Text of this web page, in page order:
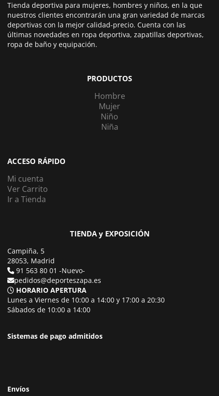
Tienda deportiva para mujeres, hombres y niños, en la que
nuestros clientes encontrarán una gran variedad de marcas
deportivas con la mejor calidad-precio. Cuenta con las
últimas novedades en ropa deportiva, zapatillas deportivas,
ropa de baño y equipación.
PRODUCTOS
Hombre
Mujer
Niño
Niña
ACCESO RÁPIDO
Mi cuenta
Ver Carrito
Ir a Tienda
TIENDA y EXPOSICIÓN
Campiña, 5
28053, Madrid
91 563 80 01 -Nuevo-
pedidos@deporteszapa.es
HORARIO APERTURA
Lunes a Viernes de 10:00 a 14:00 y 17:00 a 20:30
Sábados de 10:00 a 14:00
Sistemas de pago admitidos
Envíos